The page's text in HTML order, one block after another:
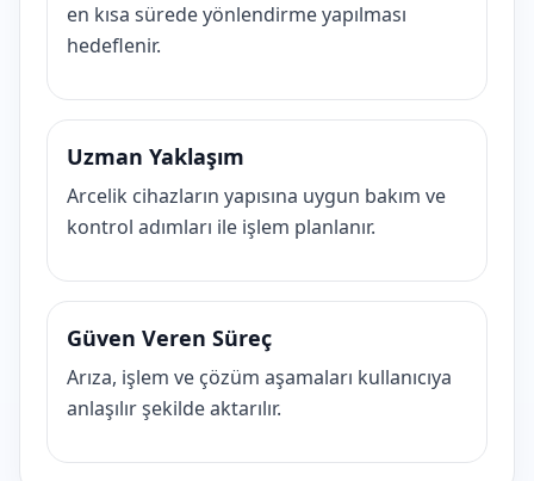
en kısa sürede yönlendirme yapılması
hedeflenir.
Uzman Yaklaşım
Arcelik cihazların yapısına uygun bakım ve
kontrol adımları ile işlem planlanır.
Güven Veren Süreç
Arıza, işlem ve çözüm aşamaları kullanıcıya
anlaşılır şekilde aktarılır.